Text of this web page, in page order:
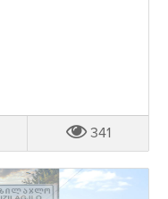
341